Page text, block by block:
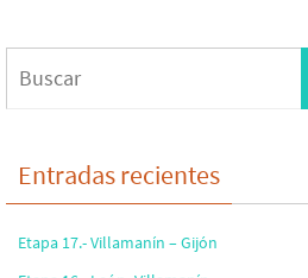
Entradas recientes
Etapa 17.- Villamanín – Gijón